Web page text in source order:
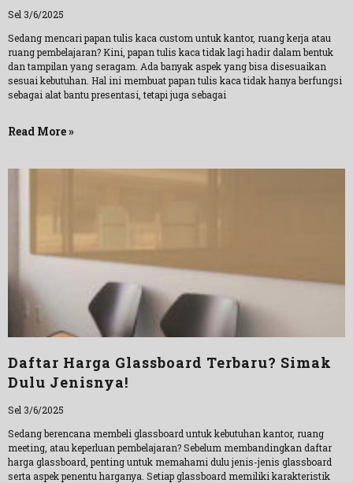
Sel 3/6/2025
Sedang mencari papan tulis kaca custom untuk kantor, ruang kerja atau
ruang pembelajaran? Kini, papan tulis kaca tidak lagi hadir dalam bentuk
dan tampilan yang seragam. Ada banyak aspek yang bisa disesuaikan
sesuai kebutuhan. Hal ini membuat papan tulis kaca tidak hanya berfungsi
sebagai alat bantu presentasi, tetapi juga sebagai
Read More »
Daftar Harga Glassboard Terbaru? Simak
Dulu Jenisnya!
Sel 3/6/2025
Sedang berencana membeli glassboard untuk kebutuhan kantor, ruang
meeting, atau keperluan pembelajaran? Sebelum membandingkan daftar
harga glassboard, penting untuk memahami dulu jenis-jenis glassboard
serta aspek penentu harganya. Setiap glassboard memiliki karakteristik